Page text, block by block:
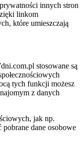
innych stron
linkom
które umieszczają
stosowane są
tych funkcji możesz
z danych
jak np.
dane osobowe